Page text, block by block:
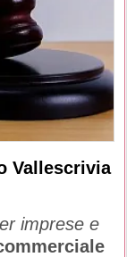
Vallescrivia
imprese e